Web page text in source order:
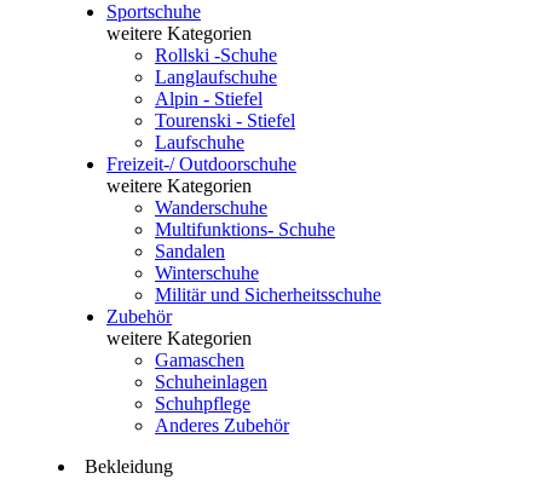
Sportschuhe
weitere Kategorien
Rollski -Schuhe
Langlaufschuhe
Alpin - Stiefel
Tourenski - Stiefel
Laufschuhe
Freizeit-/ Outdoorschuhe
weitere Kategorien
Wanderschuhe
Multifunktions- Schuhe
Sandalen
Winterschuhe
Militär und Sicherheitsschuhe
Zubehör
weitere Kategorien
Gamaschen
Schuheinlagen
Schuhpflege
Anderes Zubehör
Bekleidung